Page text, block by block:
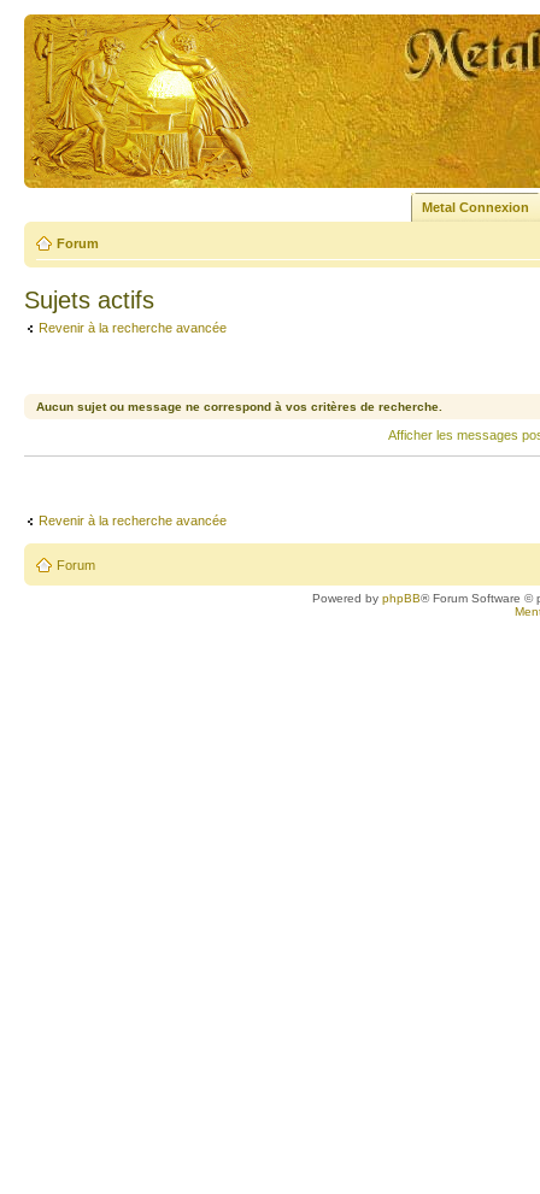
Metal Connexion
Forum
Sujets actifs
Revenir à la recherche avancée
Aucun sujet ou message ne correspond à vos critères de recherche.
Afficher les messages
Revenir à la recherche avancée
Forum
Powered byphpBB® Forum Software ©